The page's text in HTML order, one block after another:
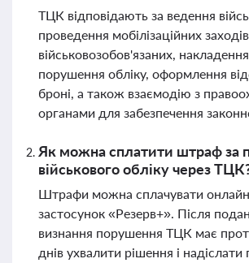
ТЦК відповідають за ведення
проведення мобілізаційних
військовозобов'язаних,
порушення обліку, оформлення
броні, а також взаємодію з
органами для забезпечення
Як можна сплатити штраф за
військового обліку через
Штрафи можна сплачувати онлайн
застосунок «Резерв+». Після
визнання порушення ТЦК має
днів ухвалити рішення і надіслати